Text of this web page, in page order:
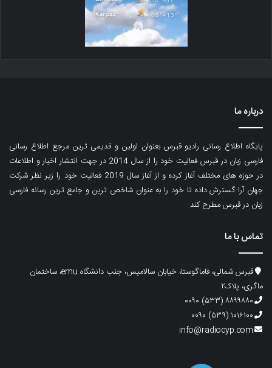
درباره ما
پایگاه اطلاع رسانی رادیو قبرس بعنوان اولین و قدیمی ترین مرجع اطلاع رسانی
فارسی زبان در قبرس فعالیت خود را از سال 2014 در جهت انتشار اخبار و اطلاعات
در حوزه های مختلف آغاز کرده و از آغاز سال 2019 فعالیت خود را زیر نظر شرکت
جهان آرا گسترش داده تا خود را به عنوان شاخص ترین و جامع ترین رسانه فارسی
زبان در قبرس مطرح کند.
تماس با ما
قبرس شمالی، فاماگوستا، خیابان سالامیس، جنب دانشگاه emu، ساختمان
ماگری، پلاک۲
۸۸۹۹۸۸۰ (۵۳۳) ۰۰۹۰
۱۰۱۶۱۰۰ (۵۳۹) ۰۰۹۰
info@radiocyp.com